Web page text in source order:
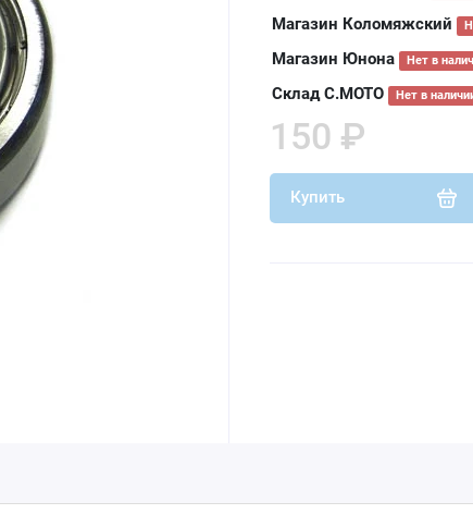
Магазин Коломяжский
Магазин Юнона Нет в
Склад С.МОТО Нет в
150 ₽
Купить